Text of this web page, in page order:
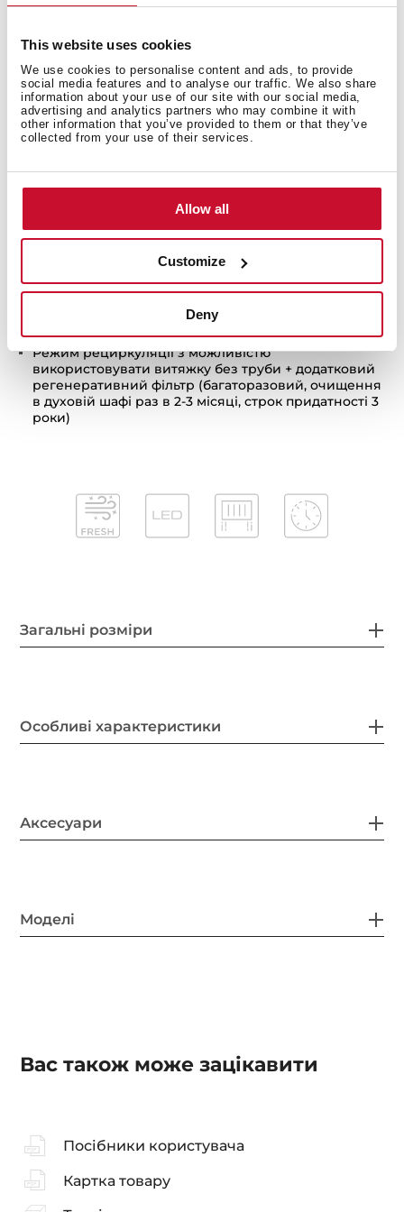
This website uses cookies
We use cookies to personalise content and ads, to provide
social media features and to analyse our traffic. We also share
information about your use of our site with our social media,
advertising and analytics partners who may combine it with
other information that you’ve provided to them or that they’ve
collected from your use of their services.
Allow all
Customize
Deny
Сенсорна панель управління
Індикація забруднення
3 швидкості + турборежим
Номінальна потужність двигуна: 1200 м3/год
Продуктивність 725 м3/год
Max-min: 698-307 м3/год
Рекомендовано для кухонних приміщень до 42м2
Лампа LED смуга 7Вт
Масляний колектор (витяжний)
Перехідник 120/150 мм
Режим рециркуляції з можливістю
використовувати витяжку без труби + додатковий
регенеративний фільтр (багаторазовий, очищення
в духовій шафі раз в 2-3 місяці, строк придатності 3
роки)
Загальні розміри
Особливі характеристики
Аксесуари
Моделі
Вас також може зацікавити
Посібники користувача
Картка товару